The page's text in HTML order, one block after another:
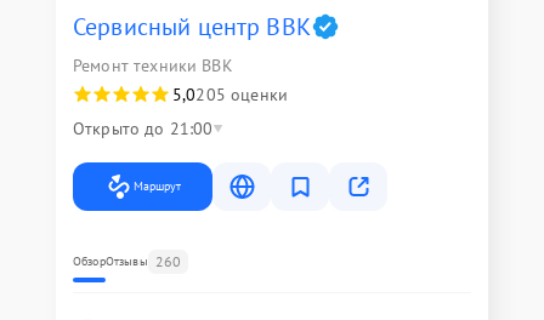
Сервисный центр BBK
Ремонт техники BBK
5,0205 оценки
Открыто до 21:00
Маршрут
ОбзорОтзывы 260